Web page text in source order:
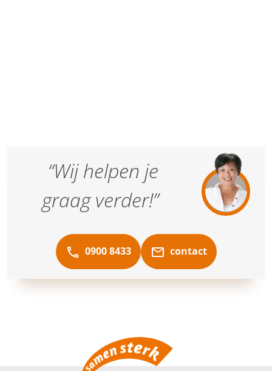
“Wij helpen je
graag verder!”
0900 8433 contact